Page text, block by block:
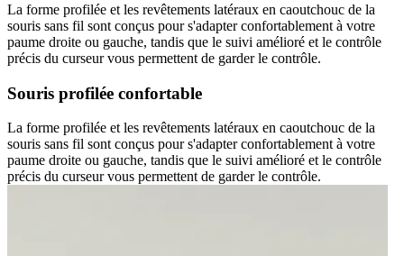
La forme profilée et les revêtements latéraux en caoutchouc de la
souris sans fil sont conçus pour s'adapter confortablement à votre
paume droite ou gauche, tandis que le suivi amélioré et le contrôle
précis du curseur vous permettent de garder le contrôle.
Souris profilée confortable
La forme profilée et les revêtements latéraux en caoutchouc de la
souris sans fil sont conçus pour s'adapter confortablement à votre
paume droite ou gauche, tandis que le suivi amélioré et le contrôle
précis du curseur vous permettent de garder le contrôle.